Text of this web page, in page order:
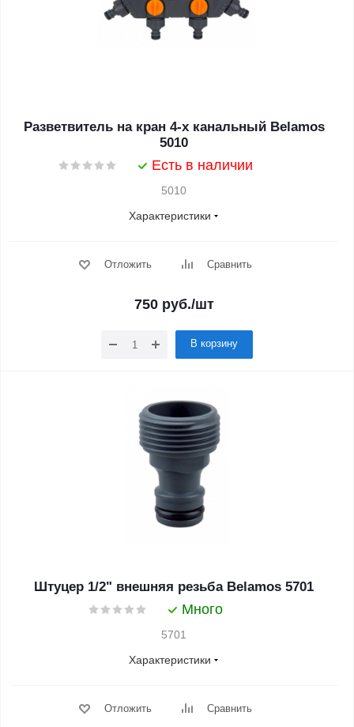
Разветвитель на кран 4-х канальный Belamos
5010
Есть в наличии
5010
Характеристики
Отложить Сравнить
750 руб./шт
В корзину
Штуцер 1/2" внешняя резьба Belamos 5701
Много
5701
Характеристики
Отложить Сравнить